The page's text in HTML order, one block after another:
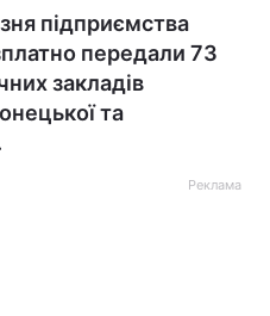
підприємства
передали 73
закладів
та
Реклама